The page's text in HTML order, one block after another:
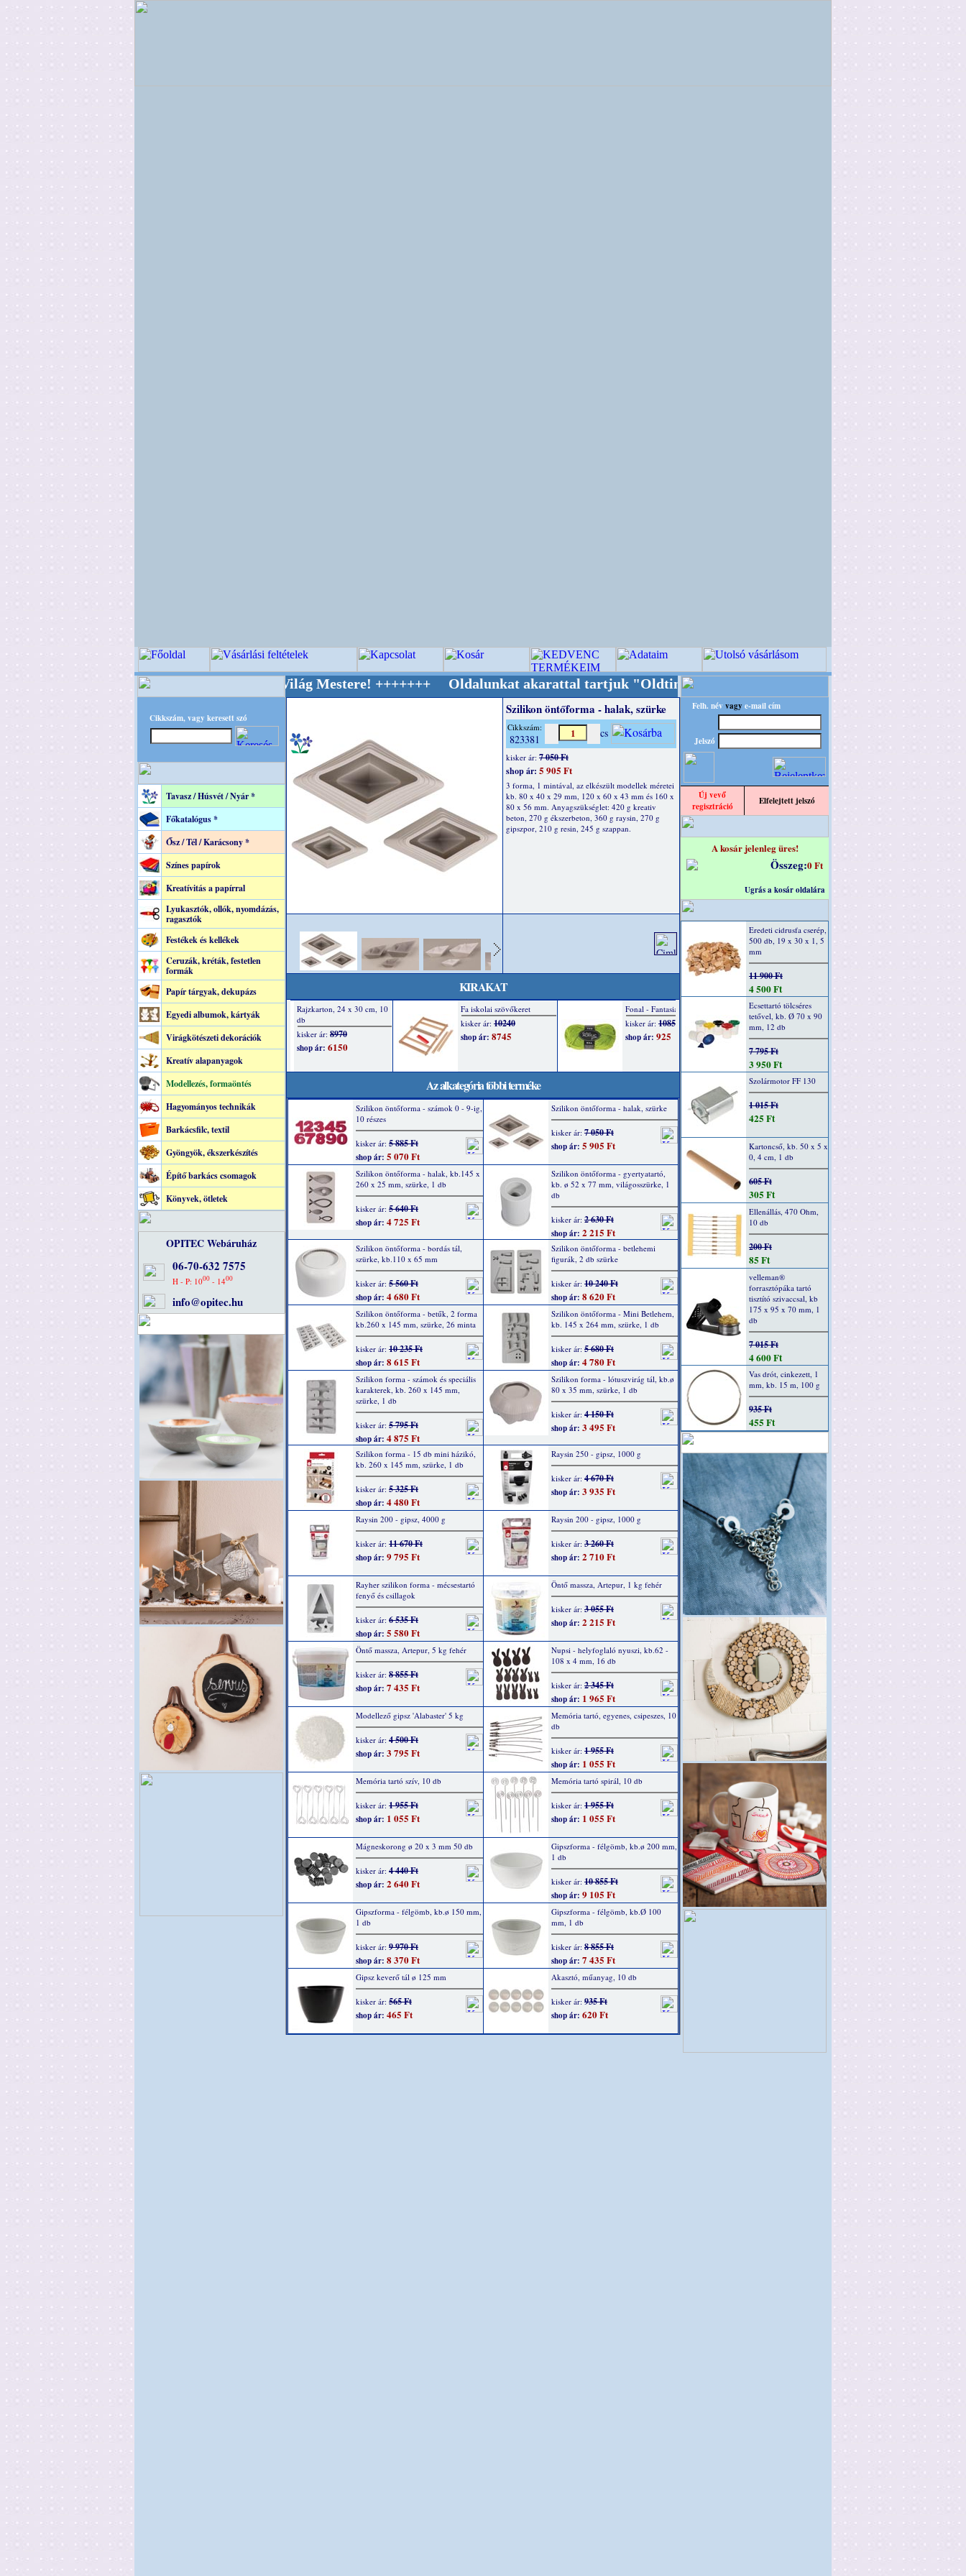
Cikkszám, vagy keresett szó
Tavasz / Húsvét / Nyár *
Főkatalógus *
Ősz / Tél / Karácsony *
Színes papírok
Kreatívitás a papírral
Lyukasztók, ollók, nyomdázás,
ragasztók
Festékek és kellékek
Ceruzák, kréták, festetlen
formák
Papír tárgyak, dekupázs
Egyedi albumok, kártyák
Virágkötészeti dekorációk
Kreatív alapanyagok
Modellezés, formaöntés
Hagyományos technikák
Barkácsfilc, textil
Gyöngyök, ékszerkészítés
Építő barkács csomagok
Könyvek, ötletek
OPITEC Webáruház
06-70-632 7575
H - P: 1000- 1400
info@opitec.hu
+++++++ OPITEC - A Kreatív Világ Mestere! +++++++ Oldalunkat akarattal tartjuk "Oldtimer/RETRO" designba!
Szilikon öntőforma - halak, szürke
Cikkszám:
823381 cs
kisker ár: 7 050 Ft
shop ár: 5 905 Ft
3 forma, 1 mintával, az elkészült modellek méretei
kb. 80 x 40 x 29 mm, 120 x 60 x 43 mm és 160 x
80 x 56 mm. Anyagszükséglet: 420 g kreativ
beton, 270 g ékszerbeton, 360 g raysin, 270 g
gipszpor, 210 g resin, 245 g szappan.
KIRAKAT
Az alkategória többi terméke
Szilikon öntőforma - számok 0 - 9-ig,
10 részes
kisker ár: 5 885 Ft
shop ár: 5 070 Ft
Szilikon öntőforma - halak, szürke
kisker ár: 7 050 Ft
shop ár: 5 905 Ft
Szilikon öntőforma - halak, kb.145 x
260 x 25 mm, szürke, 1 db
kisker ár: 5 640 Ft
shop ár: 4 725 Ft
Szilikon öntőforma - gyertyatartó,
kb. ø 52 x 77 mm, világosszürke, 1
db
kisker ár: 2 630 Ft
shop ár: 2 215 Ft
Szilikon öntőforma - bordás tál,
szürke, kb.110 x 65 mm
kisker ár: 5 560 Ft
shop ár: 4 680 Ft
Szilikon öntőforma - betlehemi
figurák, 2 db szürke
kisker ár: 10 240 Ft
shop ár: 8 620 Ft
Szilikon öntőforma - betűk, 2 forma
kb.260 x 145 mm, szürke, 26 minta
kisker ár: 10 235 Ft
shop ár: 8 615 Ft
Szilikon öntőforma - Mini Betlehem,
kb. 145 x 264 mm, szürke, 1 db
kisker ár: 5 680 Ft
shop ár: 4 780 Ft
Szilikon forma - számok és speciális
karakterek, kb. 260 x 145 mm,
szürke, 1 db
kisker ár: 5 795 Ft
shop ár: 4 875 Ft
Szilikon forma - lótuszvirág tál, kb.ø
80 x 35 mm, szürke, 1 db
kisker ár: 4 150 Ft
shop ár: 3 495 Ft
Szilikon forma - 15 db mini házikó,
kb. 260 x 145 mm, szürke, 1 db
kisker ár: 5 325 Ft
shop ár: 4 480 Ft
Raysin 250 - gipsz, 1000 g
kisker ár: 4 670 Ft
shop ár: 3 935 Ft
Raysin 200 - gipsz, 4000 g
kisker ár: 11 670 Ft
shop ár: 9 795 Ft
Raysin 200 - gipsz, 1000 g
kisker ár: 3 260 Ft
shop ár: 2 710 Ft
Rayher szilikon forma - mécsestartó
fenyő és csillagok
kisker ár: 6 535 Ft
shop ár: 5 580 Ft
Öntő massza, Artepur, 1 kg fehér
kisker ár: 3 055 Ft
shop ár: 2 215 Ft
Öntő massza, Artepur, 5 kg fehér
kisker ár: 8 855 Ft
shop ár: 7 435 Ft
Nupsi - helyfoglaló nyuszi, kb.62 -
108 x 4 mm, 16 db
kisker ár: 2 345 Ft
shop ár: 1 965 Ft
Modellező gipsz 'Alabaster' 5 kg
kisker ár: 4 500 Ft
shop ár: 3 795 Ft
Memória tartó, egyenes, csipeszes, 10
db
kisker ár: 1 955 Ft
shop ár: 1 055 Ft
Memória tartó szív, 10 db
kisker ár: 1 955 Ft
shop ár: 1 055 Ft
Memória tartó spirál, 10 db
kisker ár: 1 955 Ft
shop ár: 1 055 Ft
Mágneskorong ø 20 x 3 mm 50 db
kisker ár: 4 440 Ft
shop ár: 2 640 Ft
Gipszforma - félgömb, kb.ø 200 mm,
1 db
kisker ár: 10 855 Ft
shop ár: 9 105 Ft
Gipszforma - félgömb, kb.ø 150 mm,
1 db
kisker ár: 9 970 Ft
shop ár: 8 370 Ft
Gipszforma - félgömb, kb.Ø 100
mm, 1 db
kisker ár: 8 855 Ft
shop ár: 7 435 Ft
Gipsz keverő tál ø 125 mm
kisker ár: 565 Ft
shop ár: 465 Ft
Akasztó, műanyag, 10 db
kisker ár: 935 Ft
shop ár: 620 Ft
Felh. név vagy e-mail cím
Jelszó
Új vevő
regisztráció
Elfelejtett jelszó
A kosár jelenleg üres!
Összeg:0 Ft
Ugrás a kosár oldalára
Eredeti cidrusfa cserép,
500 db, 19 x 30 x 1, 5
mm
11 900 Ft
4 500 Ft
Ecsettartó tölcséres
tetővel, kb. Ø 70 x 90
mm, 12 db
7 795 Ft
3 950 Ft
Szolármotor FF 130
1 015 Ft
425 Ft
Kartoncső, kb. 50 x 5 x
0, 4 cm, 1 db
605 Ft
305 Ft
Ellenállás, 470 Ohm,
10 db
200 Ft
85 Ft
velleman®
forrasztópáka tartó
tisztító szivaccsal, kb
175 x 95 x 70 mm, 1
db
7 015 Ft
4 600 Ft
Vas drót, cinkezett, 1
mm, kb. 15 m, 100 g
935 Ft
455 Ft